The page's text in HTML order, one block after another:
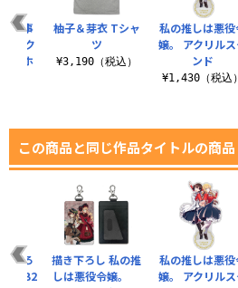
私の推しは悪役
嬢。 アクリル
ンド
¥1,430（税込）
仕事
アク
ーホ
柚子＆芽衣 Tシャ
ツ
¥3,190（税込）
この商品と同じ作品タイトルの商品
私の推しは悪役
嬢。 アクリルス
下ろ
ア B2
描き下ろし 私の推
しは悪役令嬢。